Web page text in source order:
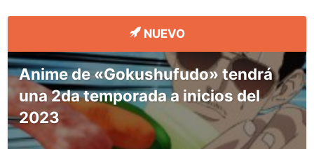
NUEVO
Anime de «Gokushufudo» tendrá
una 2da temporada a inicios del
2023